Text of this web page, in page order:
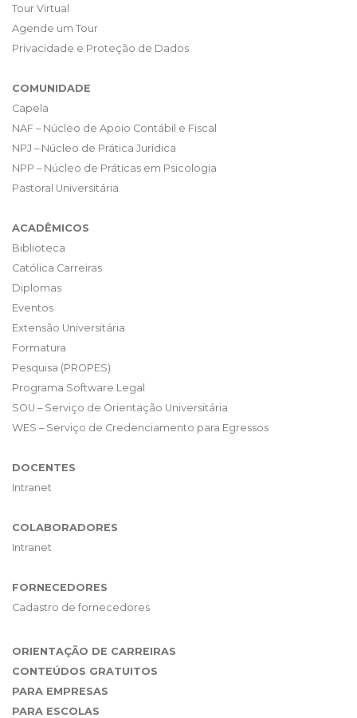
Tour Virtual
Agende um Tour
Privacidade e Proteção de Dados
COMUNIDADE
Capela
NAF – Núcleo de Apoio Contábil e Fiscal
NPJ – Núcleo de Prática Jurídica
NPP – Núcleo de Práticas em Psicologia
Pastoral Universitária
ACADÊMICOS
Biblioteca
Católica Carreiras
Diplomas
Eventos
Extensão Universitária
Formatura
Pesquisa (PROPES)
Programa Software Legal
SOU – Serviço de Orientação Universitária
WES – Serviço de Credenciamento para Egressos
DOCENTES
Intranet
COLABORADORES
Intranet
FORNECEDORES
Cadastro de fornecedores
ORIENTAÇÃO DE CARREIRAS
CONTEÚDOS GRATUITOS
PARA EMPRESAS
PARA ESCOLAS